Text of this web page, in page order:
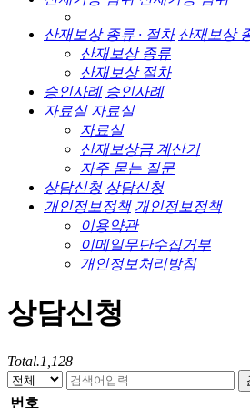
산재보상 종류 · 절차 산재보상
산재보상 종류
산재보상 절차
승인사례 승인사례
자료실 자료실
자료실
산재보상금 계산기
자주 묻는 질문
상담신청 상담신청
개인정보정책 개인정보정책
이용약관
이메일무단수집거부
개인정보처리방침
상담신청
Total.1,128
번호